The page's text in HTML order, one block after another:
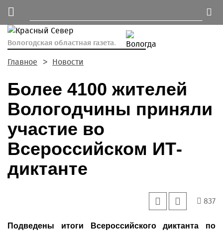
Вологодская областная газета.
Главное Новости
Более 4100 жителей
Вологодчины приняли
участие во
Всероссийском ИТ-
диктанте
837
Подведены итоги Всероссийского диктанта по